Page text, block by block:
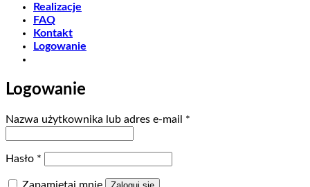
Realizacje
FAQ
Kontakt
Logowanie
Logowanie
Nazwa użytkownika lub adres e-mail *
Hasło *